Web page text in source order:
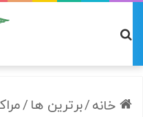
خانه/برترین ها /